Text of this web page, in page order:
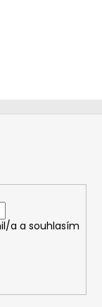
a a souhlasím